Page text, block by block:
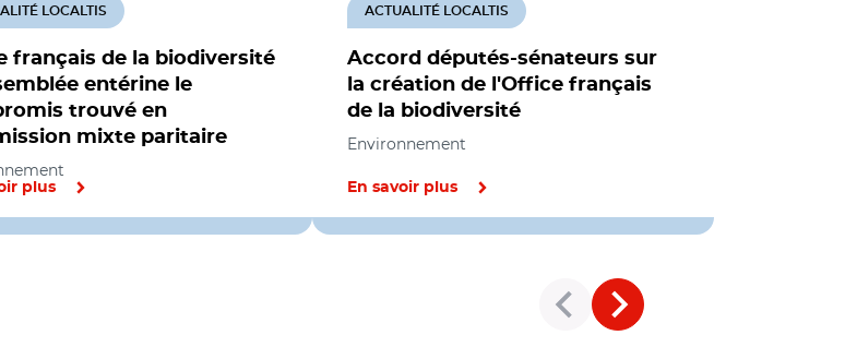
français de la biodiversité
entérine le
trouvé en
mixte paritaire
LOCALTIS
plus
Accord députés-sénateurs sur
la création de l'Office français
de la biodiversité
ACTUALITÉ LOCALTIS
Environnement
En savoir plus